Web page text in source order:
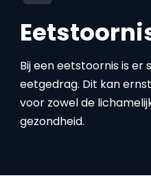
Bij een eetstoornis is
eetgedrag. Dit kan
voor zowel de
gezondheid.